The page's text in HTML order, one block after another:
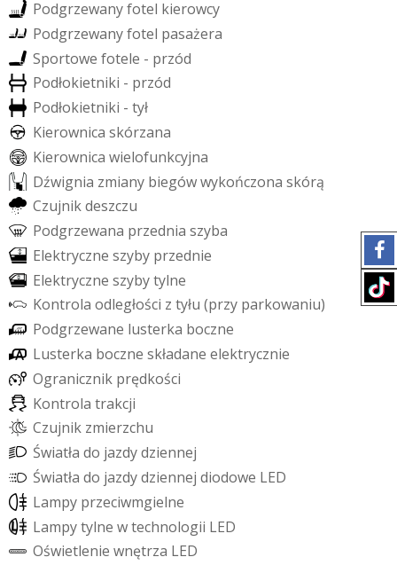
Podgrzewanyfotel kierowcy
Podgrzewanyfotel pasażera
Sportowe fotele - przód
Podłokietniki - przód
Podłokietniki - tył
Kierownica skórzana
Kierownica wielofunkcyjna
Dźwignia zmiany biegówwykończona skórą
Czujnikdeszczu
Podgrzewana przednia szyba
Elektryczne szyby przednie
Elektryczne szybytylne
Kontrola odległości z tyłu (przy parkowaniu)
Podgrzewane lusterka boczne
Lusterka boczne składane elektrycznie
Ogranicznik prędkości
Kontrola trakcji
Czujnik zmierzchu
Światła do jazdydziennej
Światła do jazdydziennej diodowe LED
Lampy przeciwmgielne
Lampytylne wtechnologii LED
Oświetlenie wnętrza LED